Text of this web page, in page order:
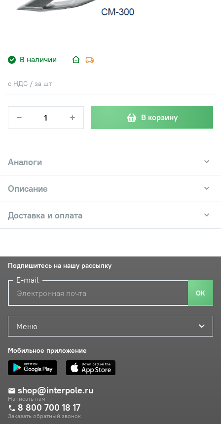
В наличии
с НДС / за шт
− + В корзину
Аналоги
Описание
Доставка и оплата
Меню
Мобильное приложение
shop@interpole.ru
Написать нам
8 800 700 18 17
Заказать обратный звонок
Подпишитесь на нашу рассылку
E-mail
ОК